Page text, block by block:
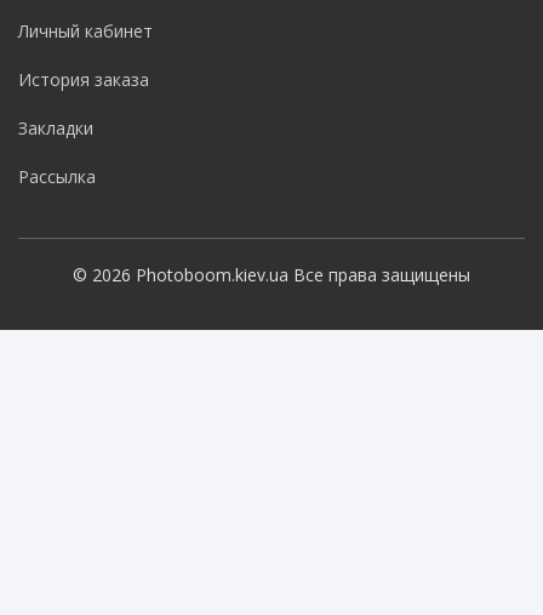
Личный кабинет
История заказа
Закладки
Рассылка
© 2026 Photoboom.kiev.ua Все права защищены